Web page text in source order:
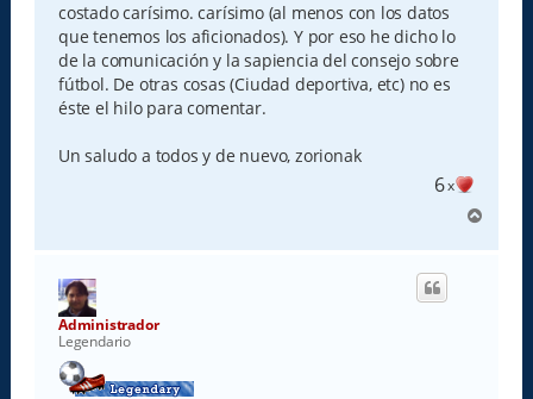
costado carísimo. carísimo (al menos con los datos
que tenemos los aficionados). Y por eso he dicho lo
de la comunicación y la sapiencia del consejo sobre
fútbol. De otras cosas (Ciudad deportiva, etc) no es
éste el hilo para comentar.
Un saludo a todos y de nuevo, zorionak
6x
r
Administrador
Legendario